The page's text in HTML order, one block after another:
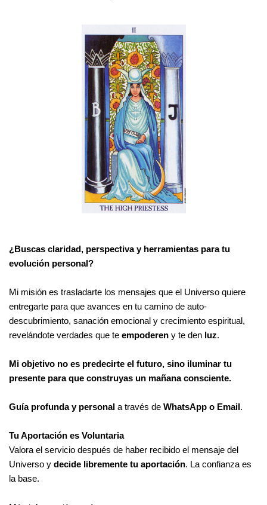
¿Buscas claridad, perspectiva y herramientas para tu
evolución personal?
Mi misión es trasladarte los mensajes que el Universo quiere
entregarte para que avances en tu camino de auto-
descubrimiento, sanación emocional y crecimiento espiritual,
revelándote verdades que te empoderen y te den luz.
Mi objetivo no es predecirte el futuro, sino iluminar tu
presente para que construyas un mañana consciente.
Guía profunda y personal a través de WhatsApp o Email.
Tu Aportación es Voluntaria
Valora el servicio después de haber recibido el mensaje del
Universo y decide libremente tu aportación. La confianza es
la base.